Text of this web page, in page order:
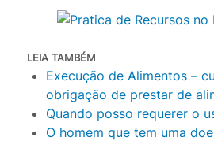
LEIA TAMBÉM
Execução de Alimentos –
obrigação de prestar de
Quando posso requerer o
O homem que tem uma